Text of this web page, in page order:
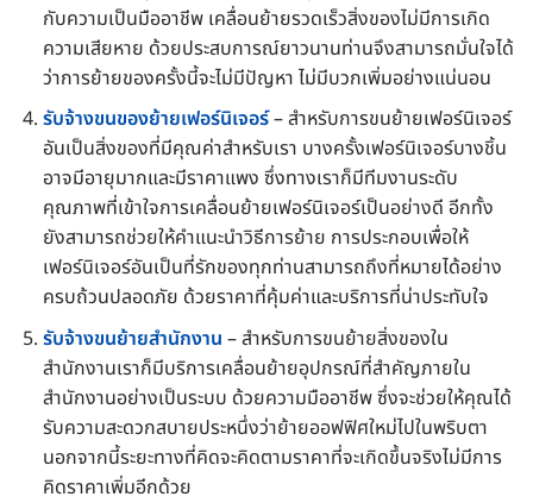
กับความเป็นมืออาชีพ เคลื่อนย้ายรวดเร็วสิ่งของไม่มีการเกิด
ความเสียหาย ด้วยประสบการณ์ยาวนานท่านจึงสามารถมั่นใจได้
ว่าการย้ายของครั้งนี้จะไม่มีปัญหา ไม่มีบวกเพิ่มอย่างแน่นอน
รับจ้างขนของย้ายเฟอร์นิเจอร์– สำหรับการขนย้ายเฟอร์นิเจอร์
อันเป็นสิ่งของที่มีคุณค่าสำหรับเรา บางครั้งเฟอร์นิเจอร์บางชิ้น
อาจมีอายุมากและมีราคาแพง ซึ่งทางเราก็มีทีมงานระดับ
คุณภาพที่เข้าใจการเคลื่อนย้ายเฟอร์นิเจอร์เป็นอย่างดี อีกทั้ง
ยังสามารถช่วยให้คำแนะนำวิธีการย้าย การประกอบเพื่อให้
เฟอร์นิเจอร์อันเป็นที่รักของทุกท่านสามารถถึงที่หมายได้อย่าง
ครบถ้วนปลอดภัย ด้วยราคาที่คุ้มค่าและบริการที่น่าประทับใจ
รับจ้างขนย้ายสำนักงาน – สำหรับการขนย้ายสิ่งของใน
สำนักงานเราก็มีบริการเคลื่อนย้ายอุปกรณ์ที่สำคัญภายใน
สำนักงานอย่างเป็นระบบ ด้วยความมืออาชีพ ซึ่งจะช่วยให้คุณได้
รับความสะดวกสบายประหนึ่งว่าย้ายออฟฟิศใหม่ไปในพริบตา
นอกจากนี้ระยะทางที่คิดจะคิดตามราคาที่จะเกิดขึ้นจริงไม่มีการ
คิดราคาเพิ่มอีกด้วย